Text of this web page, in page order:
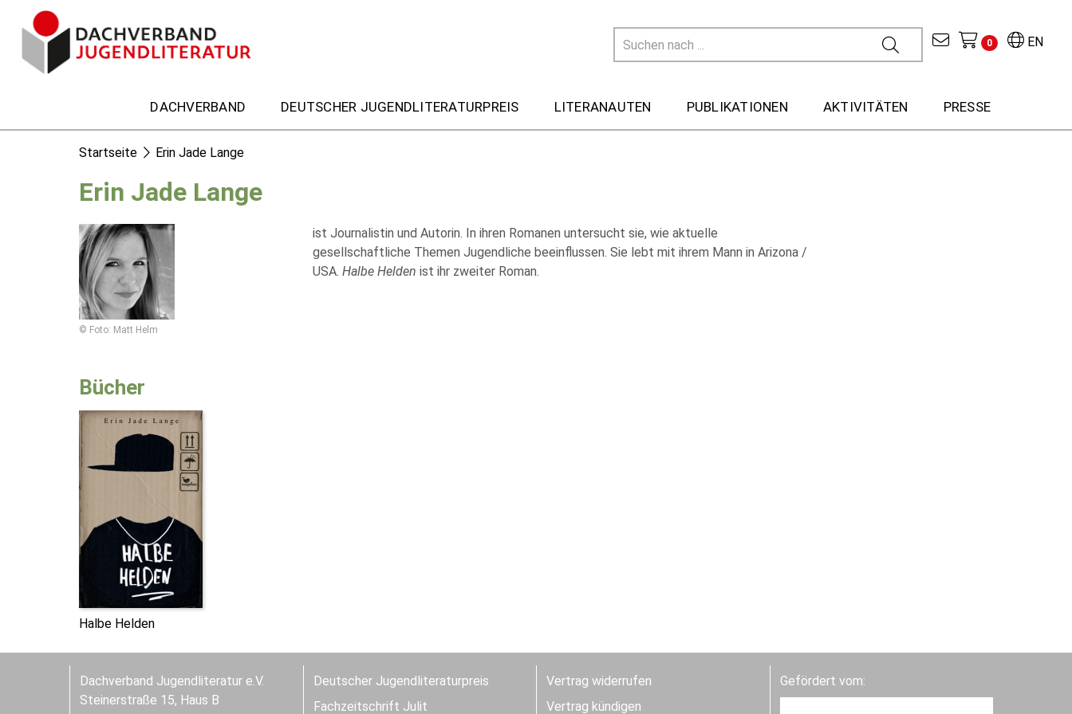
EN
0
DACHVERBAND DEUTSCHER JUGENDLITERATURPREIS LITERANAUTEN PUBLIKATIONEN AKTIVITÄTEN PRESSE
Startseite Erin Jade Lange
Erin Jade Lange
© Foto: Matt Helm
ist Journalistin und Autorin. In ihren Romanen untersucht sie, wie aktuelle
gesellschaftliche Themen Jugendliche beeinflussen. Sie lebt mit ihrem Mann in Arizona /
USA. Halbe Helden ist ihr zweiter Roman.
Bücher
Halbe Helden
Dachverband Jugendliteratur e.V.
Steinerstraße 15, Haus B
Deutscher Jugendliteraturpreis
Fachzeitschrift Julit
Vertrag widerrufen
Vertrag kündigen
Gefördert vom: